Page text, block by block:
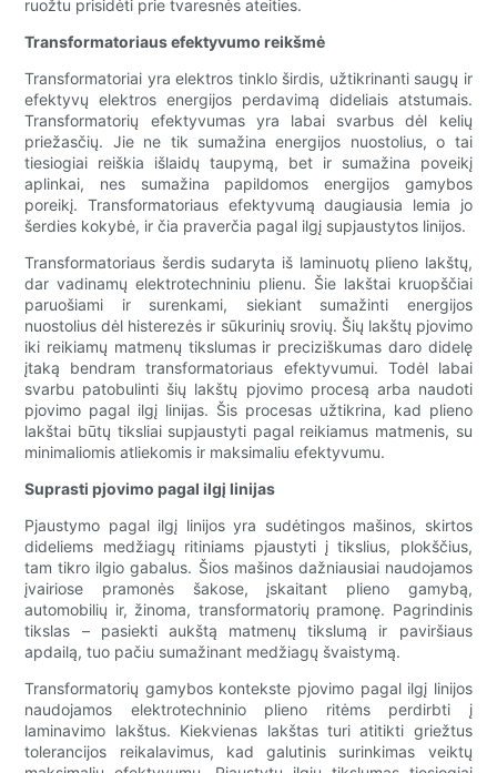
ruožtu prisidėti prie tvaresnės ateities.
Transformatoriaus efektyvumo reikšmė
Transformatoriai yra elektros tinklo širdis, užtikrinanti saugų ir
efektyvų elektros energijos perdavimą dideliais atstumais.
Transformatorių efektyvumas yra labai svarbus dėl kelių
priežasčių. Jie ne tik sumažina energijos nuostolius, o tai
tiesiogiai reiškia išlaidų taupymą, bet ir sumažina poveikį
aplinkai, nes sumažina papildomos energijos gamybos
poreikį. Transformatoriaus efektyvumą daugiausia lemia jo
šerdies kokybė, ir čia praverčia pagal ilgį supjaustytos linijos.
Transformatoriaus šerdis sudaryta iš laminuotų plieno lakštų,
dar vadinamų elektrotechniniu plienu. Šie lakštai kruopščiai
paruošiami ir surenkami, siekiant sumažinti energijos
nuostolius dėl histerezės ir sūkurinių srovių. Šių lakštų pjovimo
iki reikiamų matmenų tikslumas ir preciziškumas daro didelę
įtaką bendram transformatoriaus efektyvumui. Todėl labai
svarbu patobulinti šių lakštų pjovimo procesą arba naudoti
pjovimo pagal ilgį linijas. Šis procesas užtikrina, kad plieno
lakštai būtų tiksliai supjaustyti pagal reikiamus matmenis, su
minimaliomis atliekomis ir maksimaliu efektyvumu.
Suprasti pjovimo pagal ilgį linijas
Pjaustymo pagal ilgį linijos yra sudėtingos mašinos, skirtos
dideliems medžiagų ritiniams pjaustyti į tikslius, plokščius,
tam tikro ilgio gabalus. Šios mašinos dažniausiai naudojamos
įvairiose pramonės šakose, įskaitant plieno gamybą,
automobilių ir, žinoma, transformatorių pramonę. Pagrindinis
tikslas – pasiekti aukštą matmenų tikslumą ir paviršiaus
apdailą, tuo pačiu sumažinant medžiagų švaistymą.
Transformatorių gamybos kontekste pjovimo pagal ilgį linijos
naudojamos elektrotechninio plieno ritėms perdirbti į
laminavimo lakštus. Kiekvienas lakštas turi atitikti griežtus
tolerancijos reikalavimus, kad galutinis surinkimas veiktų